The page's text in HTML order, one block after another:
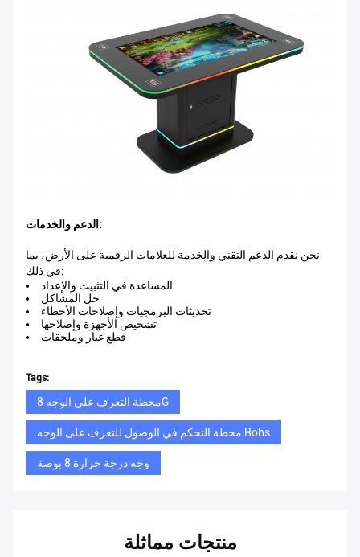
الدعم والخدمات:
نحن نقدم الدعم التقني والخدمة للعلامات الرقمية على الأرض، بما
في ذلك:
المساعدة في التثبيت والإعداد
حل المشاكل
تحديثات البرمجيات وإصلاحات الأخطاء
تشخيص الأجهزة وإصلاحها
قطع غيار وملحقات
Tags:
محطة التعرف على الوجه 8G
محطة التحكم في الوصول للتعرف على الوجه Rohs
وجه درجة حرارة 8 بوصة
منتجات مماثلة